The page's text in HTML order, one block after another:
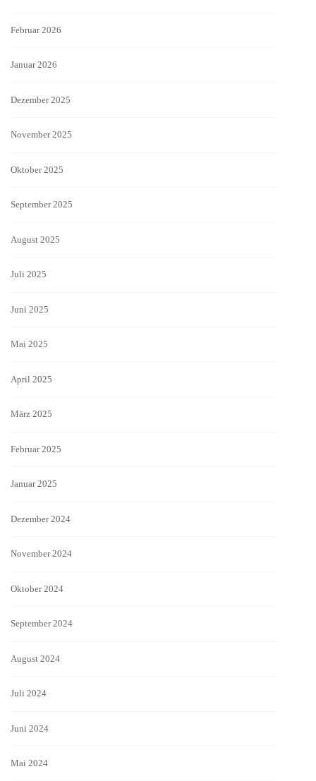
Februar 2026
Januar 2026
Dezember 2025
November 2025
Oktober 2025
September 2025
August 2025
Juli 2025
Juni 2025
Mai 2025
April 2025
März 2025
Februar 2025
Januar 2025
Dezember 2024
November 2024
Oktober 2024
September 2024
August 2024
Juli 2024
Juni 2024
Mai 2024